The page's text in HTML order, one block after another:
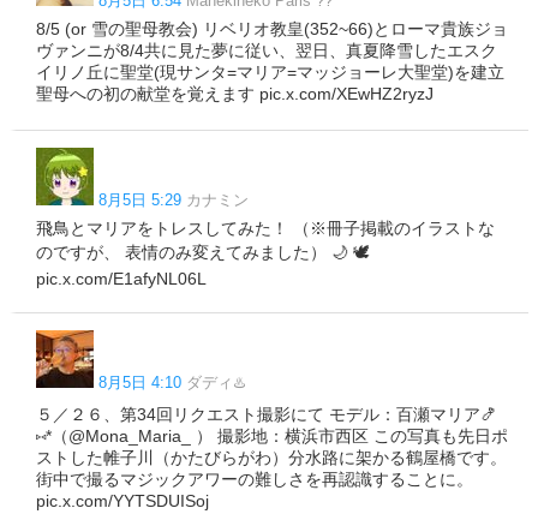
8/5 (or 雪の聖母教会) リベリオ教皇(352~66)とローマ貴族ジョ
ヴァンニが8/4共に見た夢に従い、翌日、真夏降雪したエスク
イリノ丘に聖堂(現サンタ=マリア=マッジョーレ大聖堂)を建立
聖母への初の献堂を覚えます pic.x.com/XEwHZ2ryzJ
8月5日 5:29 カナミン
飛鳥とマリアをトレスしてみた！ （※冊子掲載のイラストな
のですが、 表情のみ変えてみました） 🌙 🕊️
pic.x.com/E1afyNL06L
8月5日 4:10 ダディ♨️
５／２６、第34回リクエスト撮影にて モデル：百瀬マリア🍤
⑅*（@Mona_Maria_ ） 撮影地：横浜市西区 この写真も先日ポ
ストした帷子川（かたびらがわ）分水路に架かる鶴屋橋です。
街中で撮るマジックアワーの難しさを再認識することに。
pic.x.com/YYTSDUISoj